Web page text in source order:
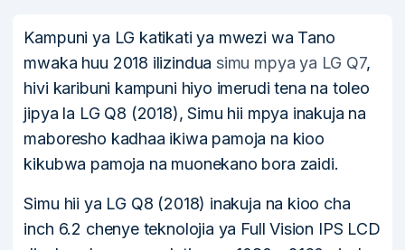
Kampuni ya LG katikati ya mwezi wa Tano
mwaka huu 2018 ilizindua simu mpya ya LG Q7,
hivi karibuni kampuni hiyo imerudi tena na toleo
jipya la LG Q8 (2018), Simu hii mpya inakuja na
maboresho kadhaa ikiwa pamoja na kioo
kikubwa pamoja na muonekano bora zaidi.
Simu hii ya LG Q8 (2018) inakuja na kioo cha
inch 6.2 chenye teknolojia ya Full Vision IPS LCD